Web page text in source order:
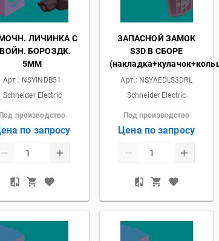
ЛИЧИНКА С
БОРОЗДК.
5ММ
Арт.: NSYINDB51
Schneider Electric
Под производство
по запросу
ЗАПАСНОЙ ЗАМОК
S3D В СБОРЕ
Арт.: NSYAEDLS3DRL
Schneider Electric
Под производство
Цена по запросу